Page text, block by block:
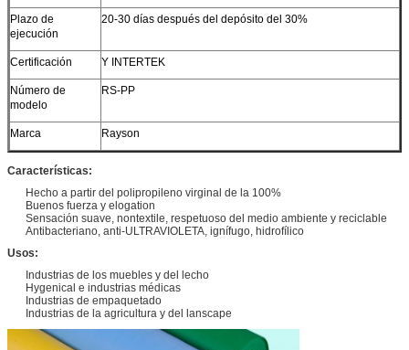
Plazo de
ejecución
20-30 días después del depósito del 30%
Certificación Y INTERTEK
Número de
modelo
RS-PP
Marca Rayson
Características:
Hecho a partir del polipropileno virginal de la 100%
Buenos fuerza y elogation
Sensación suave, nontextile, respetuoso del medio ambiente y reciclable
Antibacteriano, anti-ULTRAVIOLETA, ignífugo, hidrofílico
Usos:
Industrias de los muebles y del lecho
Hygenical e industrias médicas
Industrias de empaquetado
Industrias de la agricultura y del lanscape